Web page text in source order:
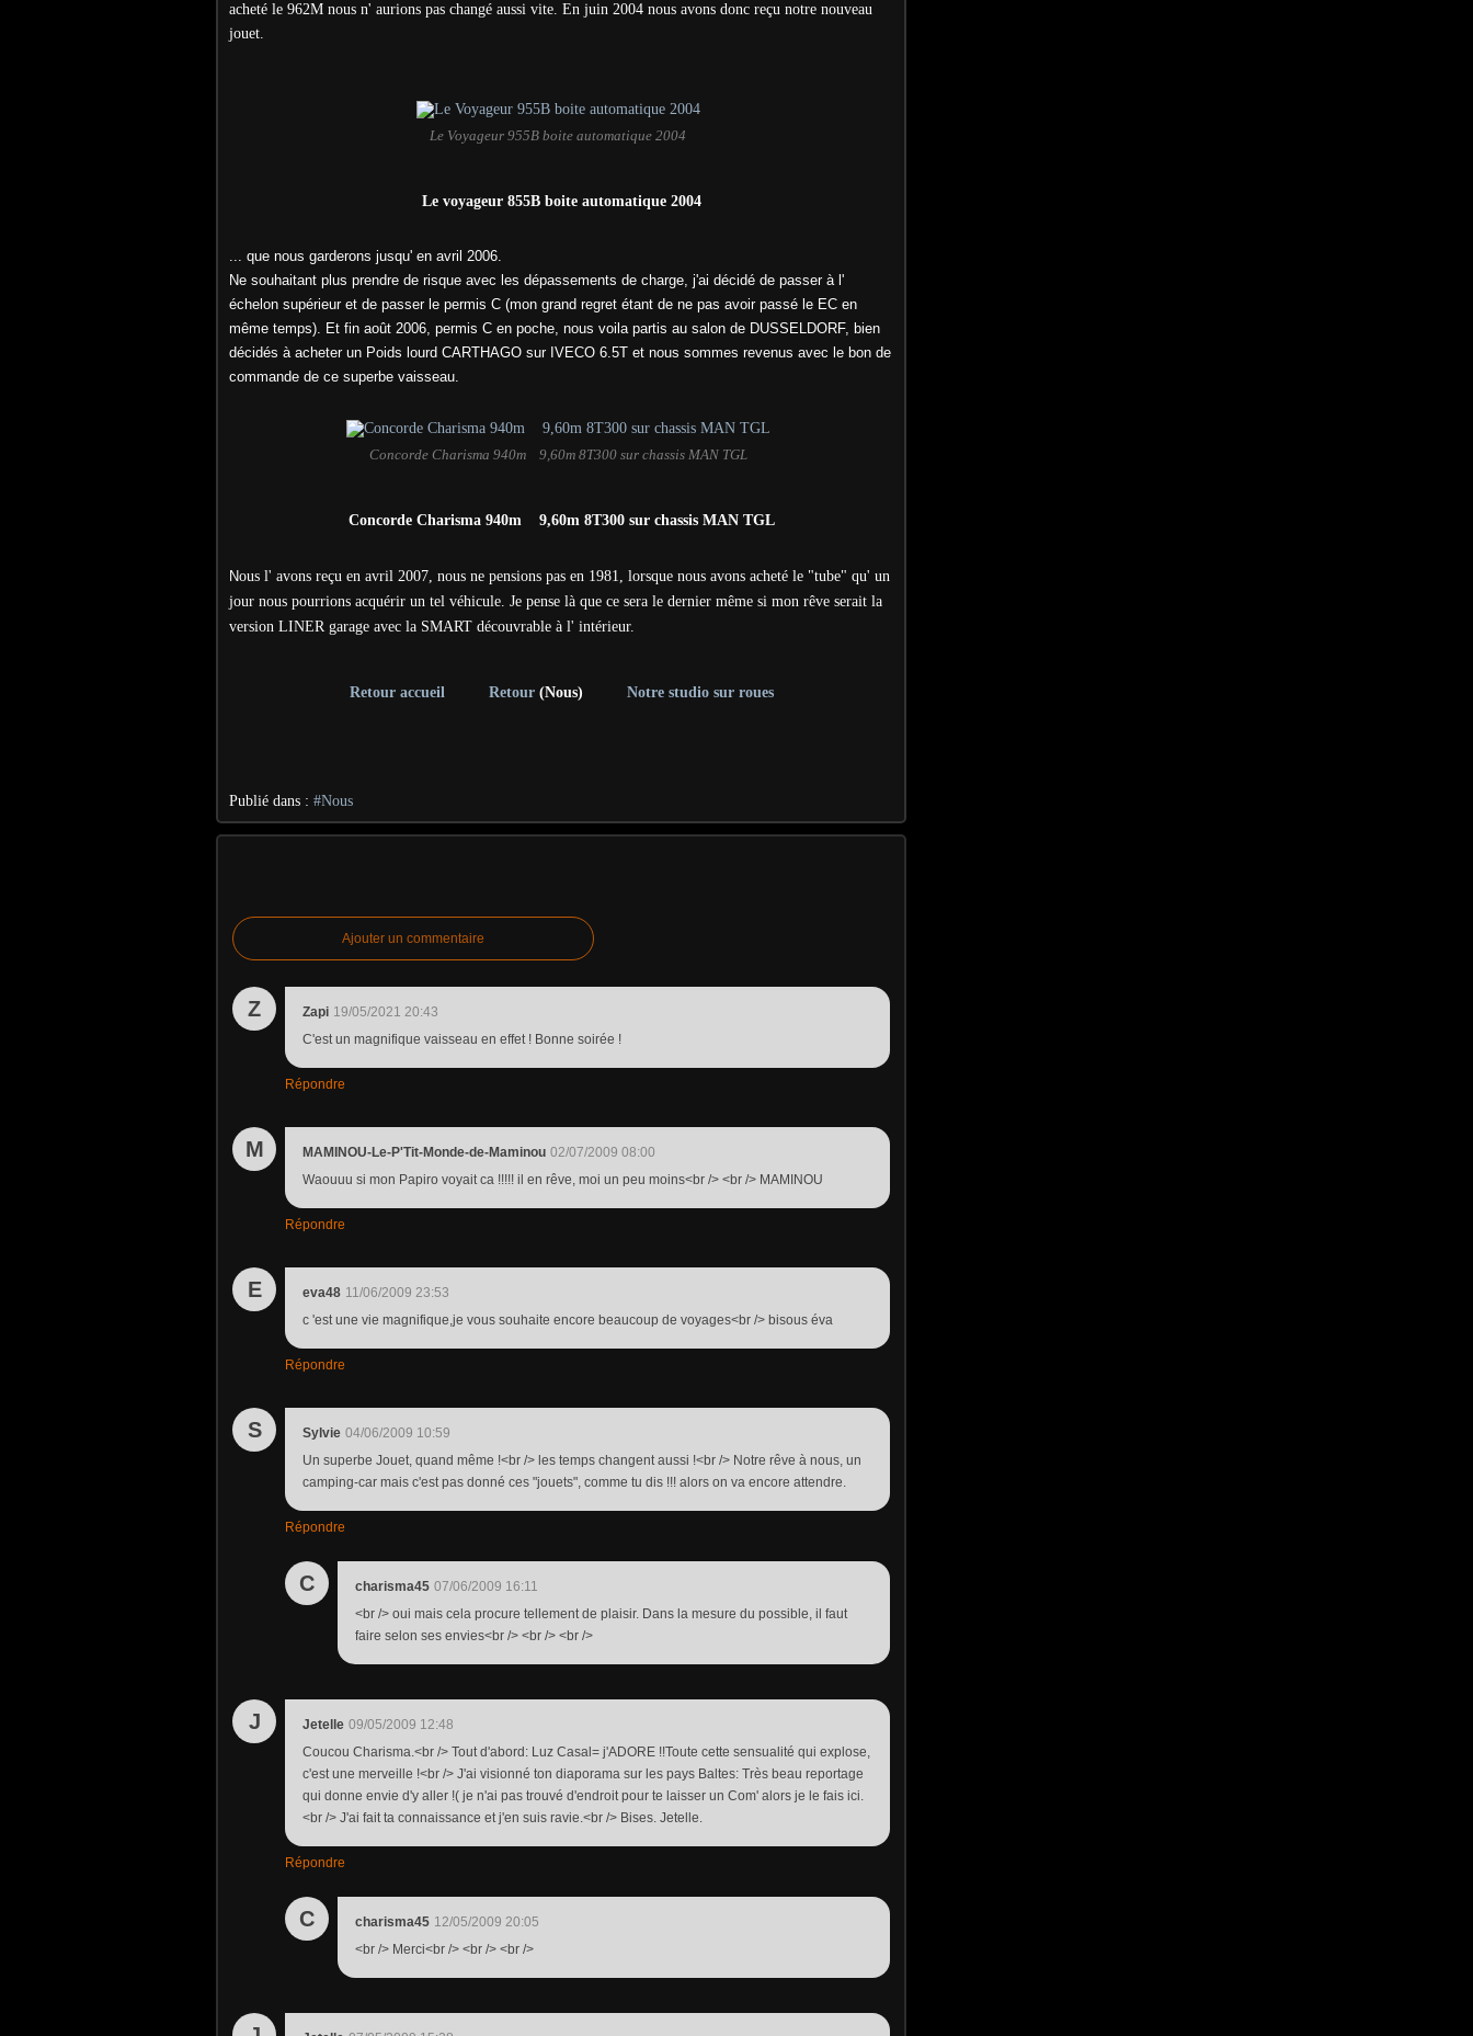
acheté le 962M nous n' aurions pas changé aussi vite. En juin 2004 nous avons donc reçu notre nouveau
jouet.
Le Voyageur 955B boite automatique 2004
Le voyageur 855B boite automatique 2004
... que nous garderons jusqu' en avril 2006.
Ne souhaitant plus prendre de risque avec les dépassements de charge, j'ai décidé de passer à l'
échelon supérieur et de passer le permis C (mon grand regret étant de ne pas avoir passé le EC en
même temps). Et fin août 2006, permis C en poche, nous voila partis au salon de DUSSELDORF, bien
décidés à acheter un Poids lourd CARTHAGO sur IVECO 6.5T et nous sommes revenus avec le bon de
commande de ce superbe vaisseau.
Concorde Charisma 940m 9,60m 8T300 sur chassis MAN TGL
Concorde Charisma 940m 9,60m 8T300 sur chassis MAN TGL
Nous l' avons reçu en avril 2007, nous ne pensions pas en 1981, lorsque nous avons acheté le "tube" qu' un
jour nous pourrions acquérir un tel véhicule. Je pense là que ce sera le dernier même si mon rêve serait la
version LINER garage avec la SMART découvrable à l' intérieur.
Retour accueil Retour(Nous) Notre studio sur roues
Publié dans : #Nous
Ajouter un commentaire
Z Zapi 19/05/2021 20:43
C'est un magnifique vaisseau en effet ! Bonne soirée !
Répondre
M MAMINOU-Le-P'Tit-Monde-de-Maminou 02/07/2009 08:00
Waouuu si mon Papiro voyait ca !!!!! il en rêve, moi un peu moins<br /> <br /> MAMINOU
Répondre
E eva48 11/06/2009 23:53
c 'est une vie magnifique,je vous souhaite encore beaucoup de voyages<br /> bisous éva
Répondre
S Sylvie 04/06/2009 10:59
Un superbe Jouet, quand même !<br /> les temps changent aussi !<br /> Notre rêve à nous, un
camping-car mais c'est pas donné ces "jouets", comme tu dis !!! alors on va encore attendre.
Répondre
C charisma45 07/06/2009 16:11
<br /> oui mais cela procure tellement de plaisir. Dans la mesure du possible, il faut
faire selon ses envies<br /> <br /> <br />
J Jetelle 09/05/2009 12:48
Coucou Charisma.<br /> Tout d'abord: Luz Casal= j'ADORE !!Toute cette sensualité qui explose,
c'est une merveille !<br /> J'ai visionné ton diaporama sur les pays Baltes: Très beau reportage
qui donne envie d'y aller !( je n'ai pas trouvé d'endroit pour te laisser un Com' alors je le fais ici.
<br /> J'ai fait ta connaissance et j'en suis ravie.<br /> Bises. Jetelle.
Répondre
C charisma45 12/05/2009 20:05
<br /> Merci<br /> <br /> <br />